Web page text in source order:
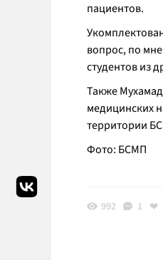
пациентов.
вопрос, по
студентов из
Также
медицинских
территории
Фото: БСМП
992 1